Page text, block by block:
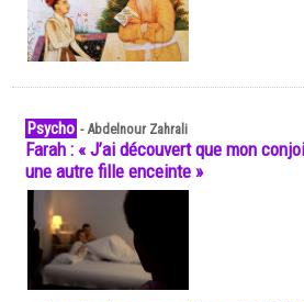
Psycho -Abdelnour Zahrali
Farah : « J’ai découvert que mon
une autre fille enceinte »